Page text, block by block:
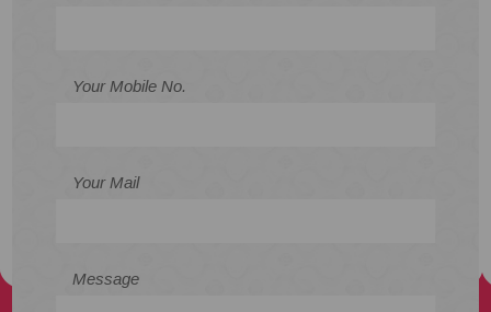
Your Mobile No.
Your Mail
Message